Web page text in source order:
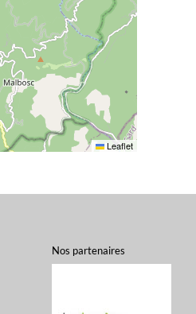
Leaflet
Nos partenaires